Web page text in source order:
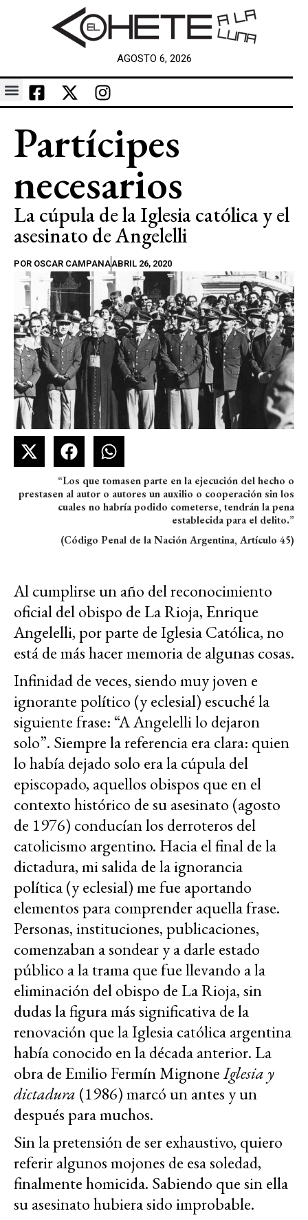
AGOSTO 6, 2026
Partícipes
necesarios
La cúpula de la Iglesia católica y el
asesinato de Angelelli
POR OSCAR CAMPANAABRIL 26, 2020
“Los que tomasen parte en la ejecución del hecho o
prestasen al autor o autores un auxilio o cooperación sin los
cuales no habría podido cometerse, tendrán la pena
establecida para el delito.”
(Código Penal de la Nación Argentina, Artículo 45)
Al cumplirse un año del reconocimiento
oficial del obispo de La Rioja, Enrique
Angelelli, por parte de Iglesia Católica, no
está de más hacer memoria de algunas cosas.
Infinidad de veces, siendo muy joven e
ignorante político (y eclesial) escuché la
siguiente frase: “A Angelelli lo dejaron
solo”. Siempre la referencia era clara: quien
lo había dejado solo era la cúpula del
episcopado, aquellos obispos que en el
contexto histórico de su asesinato (agosto
de 1976) conducían los derroteros del
catolicismo argentino. Hacia el final de la
dictadura, mi salida de la ignorancia
política (y eclesial) me fue aportando
elementos para comprender aquella frase.
Personas, instituciones, publicaciones,
comenzaban a sondear y a darle estado
público a la trama que fue llevando a la
eliminación del obispo de La Rioja, sin
dudas la figura más significativa de la
renovación que la Iglesia católica argentina
había conocido en la década anterior. La
obra de Emilio Fermín MignoneIglesia y
dictadura (1986) marcó un antes y un
después para muchos.
Sin la pretensión de ser exhaustivo, quiero
referir algunos mojones de esa soledad,
finalmente homicida. Sabiendo que sin ella
su asesinato hubiera sido improbable.